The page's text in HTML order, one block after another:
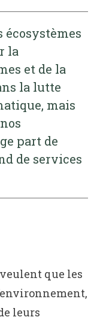
écosystèmes
la
et de la
la lutte
mais
part de
de services
veulent que les
leurs